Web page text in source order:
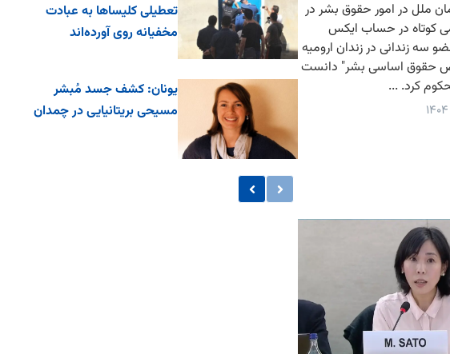
ملل در امور حقوق بشر در
کوتاه در حساب ایکس
سه زندانی در زندان ارومیه
حقوق اساسی بشر" دانست
کرد. ...
تعطیلی کلیساها به عبادت
مخفیانه روی آورده‌اند
یونان: کشف جسد مُبشر
مسیحی بریتانیایی در چمدان